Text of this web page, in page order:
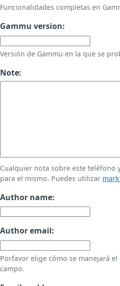
Funcionalidades completas en
Gammu version:
Versión de Gammu en la que se
Note:
Cualquier nota sobre este teléfono
para el mismo. Puedes utilizar
Author name:
Author email:
Porfavor elige cómo se manejará
campo.